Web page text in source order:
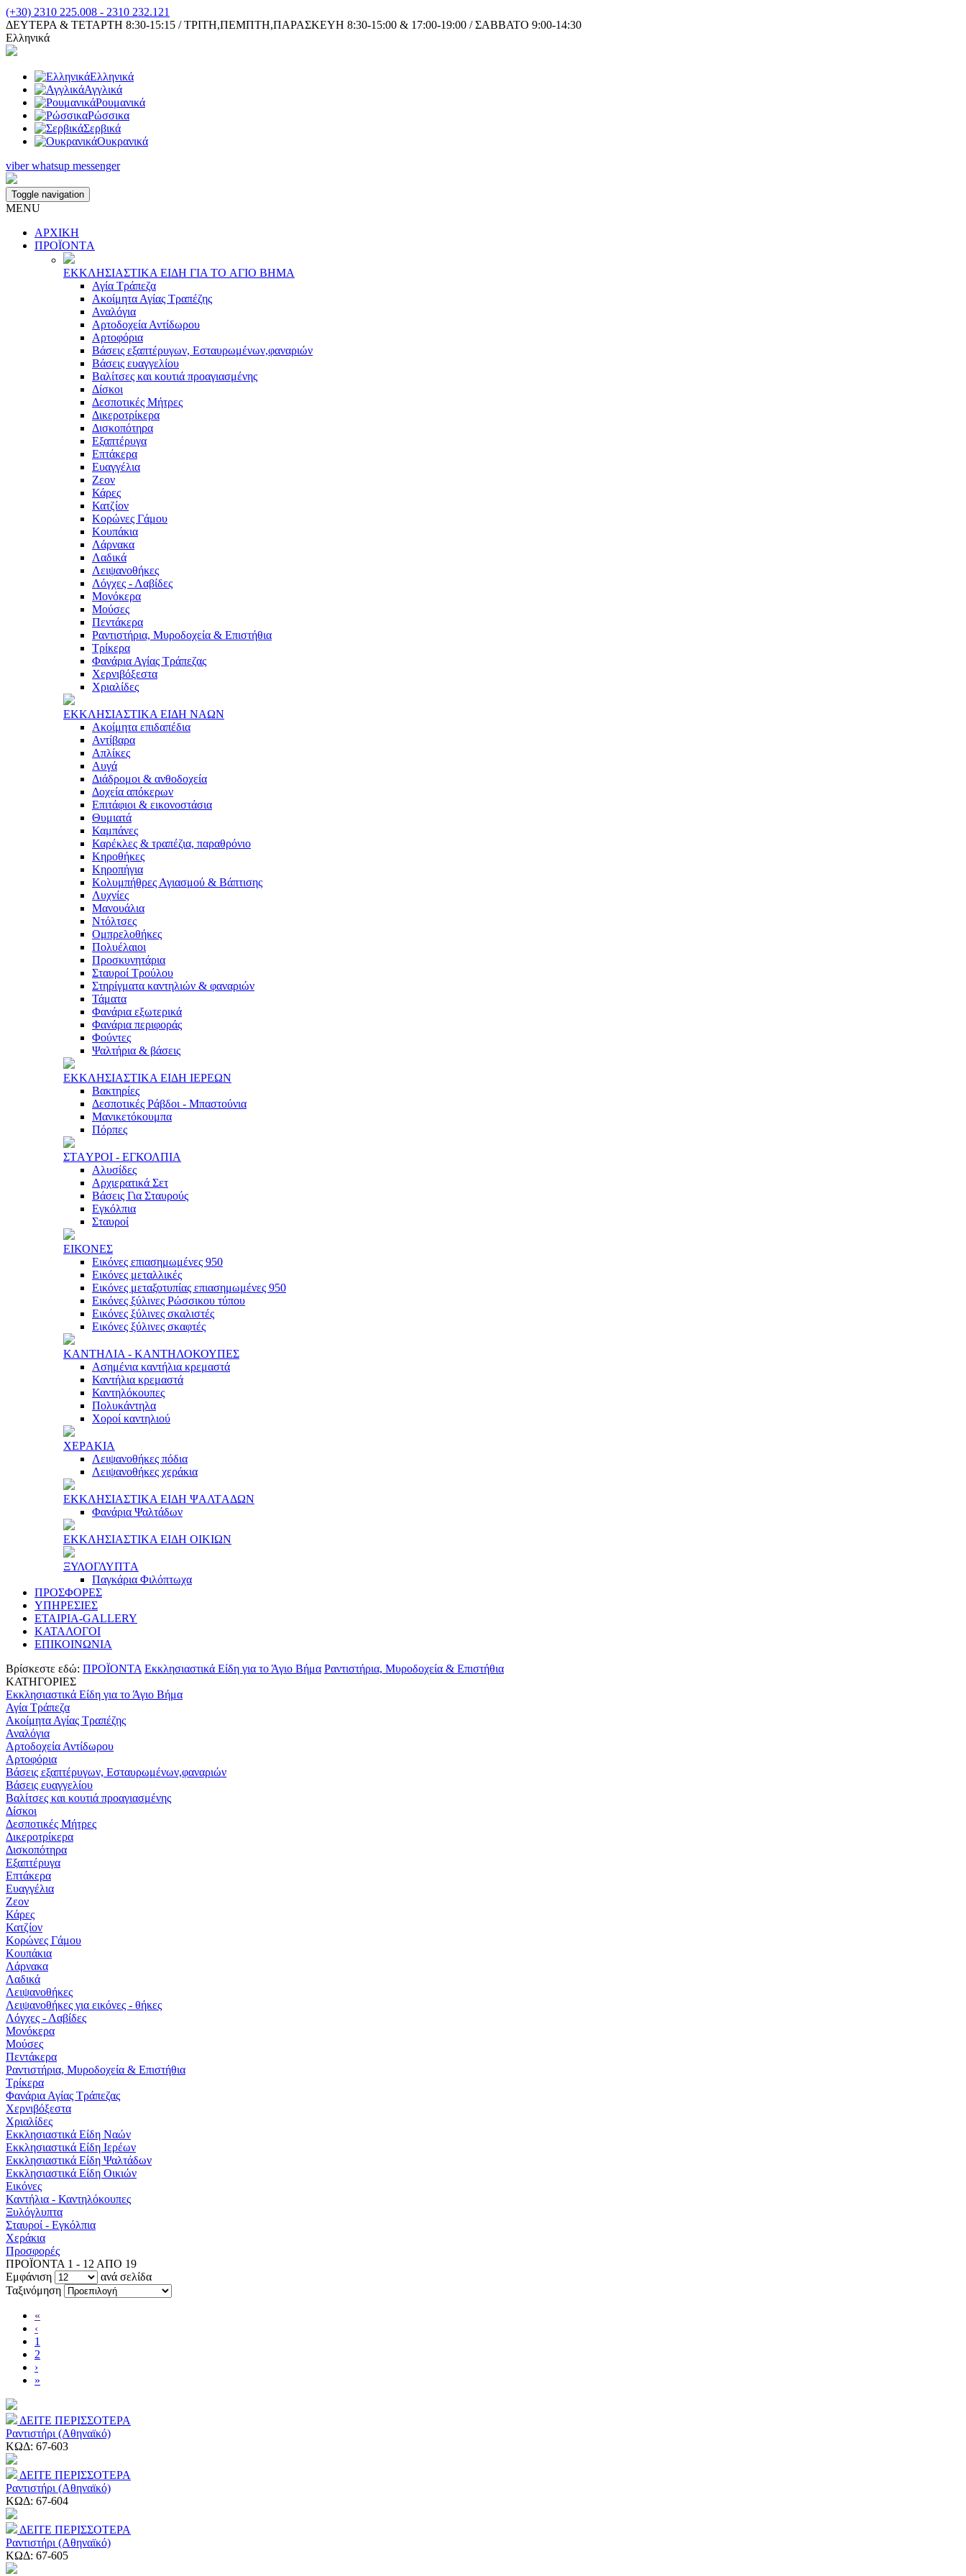
(+30) 2310 225.008 - 2310 232.121
ΔΕΥΤΕΡΑ & ΤΕΤΑΡΤΗ 8:30-15:15 / ΤΡΙΤΗ,ΠΕΜΠΤΗ,ΠΑΡΑΣΚΕΥΗ 8:30-15:00 & 17:00-19:00 / ΣΑΒΒΑΤΟ 9:00-14:30
Ελληνικά
Ελληνικά
Αγγλικά
Ρουμανικά
Ρώσσικα
Σερβικά
Ουκρανικά
viber whatsup messenger
Toggle navigation
MENU
ΑΡΧΙΚΗ
ΠΡΟΪΟΝΤA
ΕΚΚΛΗΣΙAΣΤΙΚA ΕΙΔΗ ΓΙA ΤΟ AΓΙΟ ΒΗΜA
Αγία Τράπεζα
Ακοίμητα Αγίας Τραπέζης
Αναλόγια
Αρτοδοχεία Αντίδωρου
Αρτοφόρια
Βάσεις εξαπτέρυγων, Εσταυρωμένων,φαναριών
Βάσεις ευαγγελίου
Βαλίτσες και κουτιά προαγιασμένης
Δίσκοι
Δεσποτικές Μήτρες
Δικεροτρίκερα
Δισκοπότηρα
Εξαπτέρυγα
Επτάκερα
Ευαγγέλια
Ζεον
Κάρες
Κατζίον
Κορώνες Γάμου
Κουπάκια
Λάρνακα
Λαδικά
Λειψανοθήκες
Λόγχες - Λαβίδες
Μονόκερα
Μούσες
Πεντάκερα
Ραντιστήρια, Μυροδοχεία & Επιστήθια
Τρίκερα
Φανάρια Αγίας Τράπεζας
Χερνιβόξεστα
Χριαλίδες
ΕΚΚΛΗΣΙAΣΤΙΚA ΕΙΔΗ ΝAΩΝ
Ακοίμητα επιδαπέδια
Αντίβαρα
Απλίκες
Αυγά
Διάδρομοι & ανθοδοχεία
Δοχεία απόκερων
Επιτάφιοι & εικονοστάσια
Θυμιατά
Καμπάνες
Καρέκλες & τραπέζια, παραθρόνιο
Κηροθήκες
Κηροπήγια
Κολυμπήθρες Αγιασμού & Βάπτισης
Λυχνίες
Μανουάλια
Ντόλτσες
Ομπρελοθήκες
Πολυέλαιοι
Προσκυνητάρια
Σταυροί Τρούλου
Στηρίγματα καντηλιών & φαναριών
Τάματα
Φανάρια εξωτερικά
Φανάρια περιφοράς
Φούντες
Ψαλτήρια & βάσεις
ΕΚΚΛΗΣΙAΣΤΙΚA ΕΙΔΗ ΙΕΡΕΩΝ
Βακτηρίες
Δεσποτικές Ράβδοι - Μπαστούνια
Μανικετόκουμπα
Πόρπες
ΣΤAΥΡΟΙ - ΕΓΚΟΛΠΙA
Αλυσίδες
Αρχιερατικά Σετ
Βάσεις Για Σταυρούς
Εγκόλπια
Σταυροί
ΕΙΚΟΝΕΣ
Εικόνες επιασημωμένες 950
Εικόνες μεταλλικές
Εικόνες μεταξοτυπίας επιασημωμένες 950
Εικόνες ξύλινες Ρώσσικου τύπου
Εικόνες ξύλινες σκαλιστές
Εικόνες ξύλινες σκαφτές
ΚAΝΤΗΛΙA - ΚAΝΤΗΛΟΚΟΥΠΕΣ
Ασημένια καντήλια κρεμαστά
Καντήλια κρεμαστά
Καντηλόκουπες
Πολυκάντηλα
Χοροί καντηλιού
ΧΕΡAΚΙA
Λειψανοθήκες πόδια
Λειψανοθήκες χεράκια
ΕΚΚΛΗΣΙAΣΤΙΚA ΕΙΔΗ ΨAΛΤAΔΩΝ
Φανάρια Ψαλτάδων
ΕΚΚΛΗΣΙAΣΤΙΚA ΕΙΔΗ ΟΙΚΙΩΝ
ΞΥΛΟΓΛΥΠΤA
Παγκάρια Φιλόπτωχα
ΠΡΟΣΦΟΡΕΣ
ΥΠΗΡΕΣΙΕΣ
ΕΤΑΙΡΙΑ-GALLERY
ΚΑΤΑΛΟΓΟΙ
ΕΠΙΚΟΙΝΩΝΙΑ
Βρίσκεστε εδώ: ΠΡΟΪΟΝΤΑ Εκκλησιαστικά Είδη για το Άγιο Βήμα Ραντιστήρια, Μυροδοχεία & Επιστήθια
ΚΑΤΗΓΟΡΙΕΣ
Εκκλησιαστικά Είδη για το Άγιο Βήμα
Αγία Τράπεζα
Ακοίμητα Αγίας Τραπέζης
Αναλόγια
Αρτοδοχεία Αντίδωρου
Αρτοφόρια
Βάσεις εξαπτέρυγων, Εσταυρωμένων,φαναριών
Βάσεις ευαγγελίου
Βαλίτσες και κουτιά προαγιασμένης
Δίσκοι
Δεσποτικές Μήτρες
Δικεροτρίκερα
Δισκοπότηρα
Εξαπτέρυγα
Επτάκερα
Ευαγγέλια
Ζεον
Κάρες
Κατζίον
Κορώνες Γάμου
Κουπάκια
Λάρνακα
Λαδικά
Λειψανοθήκες
Λειψανοθήκες για εικόνες - θήκες
Λόγχες - Λαβίδες
Μονόκερα
Μούσες
Πεντάκερα
Ραντιστήρια, Μυροδοχεία & Επιστήθια
Τρίκερα
Φανάρια Αγίας Τράπεζας
Χερνιβόξεστα
Χριαλίδες
Εκκλησιαστικά Είδη Ναών
Εκκλησιαστικά Είδη Ιερέων
Εκκλησιαστικά Είδη Ψαλτάδων
Εκκλησιαστικά Είδη Οικιών
Εικόνες
Καντήλια - Καντηλόκουπες
Ξυλόγλυπτα
Σταυροί - Εγκόλπια
Χεράκια
Προσφορές
ΠΡΟΪΟΝΤΑ 1 - 12 ΑΠΟ 19
Εμφάνιση
ανά σελίδα
Ταξινόμηση
«
‹
1
2
›
»
ΔΕΙΤΕ ΠΕΡΙΣΣΟΤΕΡΑ
Ραντιστήρι (Αθηναϊκό)
ΚΩΔ: 67-603
ΔΕΙΤΕ ΠΕΡΙΣΣΟΤΕΡΑ
Ραντιστήρι (Αθηναϊκό)
ΚΩΔ: 67-604
ΔΕΙΤΕ ΠΕΡΙΣΣΟΤΕΡΑ
Ραντιστήρι (Αθηναϊκό)
ΚΩΔ: 67-605